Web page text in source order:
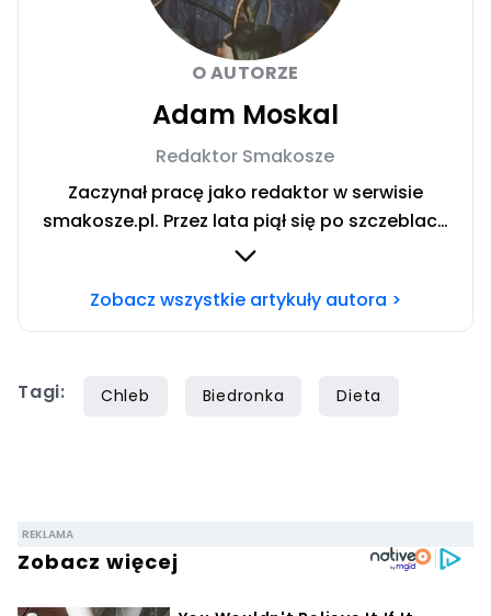
O AUTORZE
Adam Moskal
Redaktor Smakosze
Zaczynał pracę jako redaktor w serwisie
smakosze.pl. Przez lata piął się po szczeblach
przez stanowiska wydawnicze, w serwisach
oraz papilot.pl. Przez ponad rok dbał o serwis
siedem lat, lecz gotowaniem i pisaniem o
Zobacz wszystkie artykuły autora >
Tagi: Chleb Biedronka Dieta